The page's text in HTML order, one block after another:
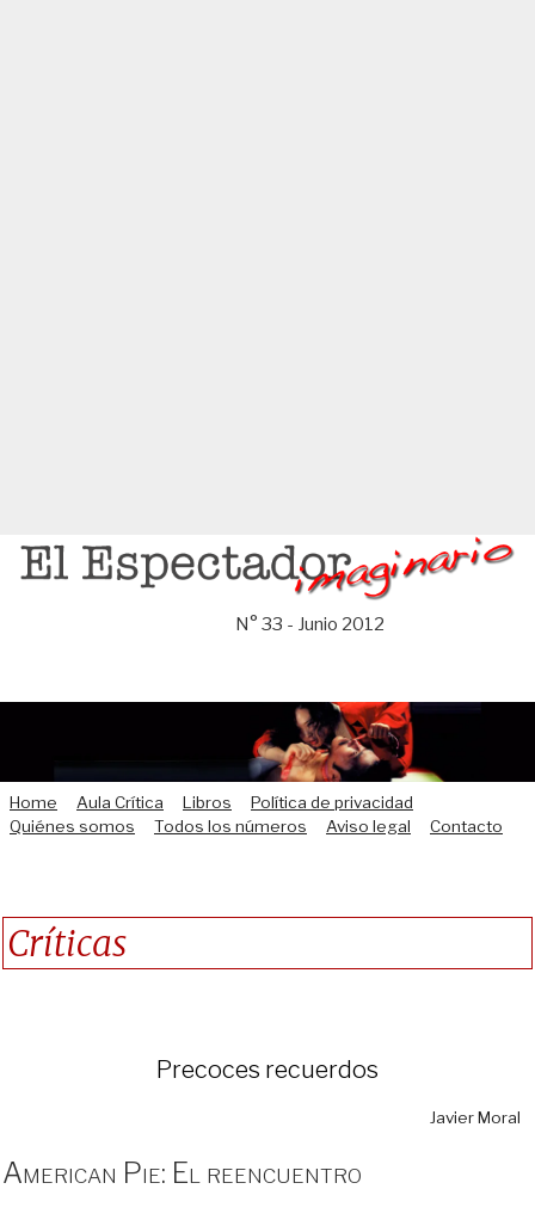
Saltar
N° 33 - Junio 2012
Home Aula Crítica Libros
Política de privacidad
Quiénes somos
Todos los números Aviso legal Contacto
Críticas
Precoces recuerdos
Javier Moral
American Pie: El reencuentro